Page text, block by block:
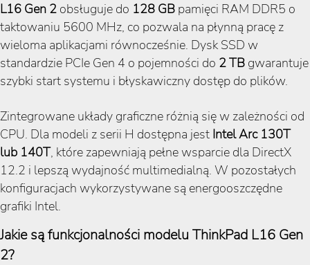
L16 Gen 2 obsługuje do 128 GB pamięci RAM DDR5 o
taktowaniu 5600 MHz, co pozwala na płynną pracę z
wieloma aplikacjami równocześnie. Dysk SSD w
standardzie PCIe Gen 4 o pojemności do 2 TB gwarantuje
szybki start systemu i błyskawiczny dostęp do plików.
Zintegrowane układy graficzne różnią się w zależności od
CPU. Dla modeli z serii H dostępna jest Intel Arc 130T
lub 140T, które zapewniają pełne wsparcie dla DirectX
12.2 i lepszą wydajność multimedialną. W pozostałych
konfiguracjach wykorzystywane są energooszczędne
grafiki Intel.
Jakie są funkcjonalności modelu ThinkPad L16 Gen
2?